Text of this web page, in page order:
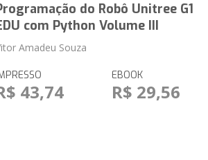
do Robô Unitree G1
com Python Volume III
Amadeu Souza
43,74
EBOOK
R$ 29,56